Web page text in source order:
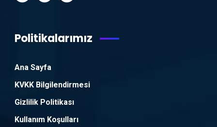
Politikalarımız
Ana Sayfa
KVKK Bilgilendirmesi
Gizlilik Politikası
Kullanım Koşulları